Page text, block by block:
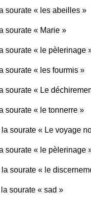
sourate « les abeilles »
sourate « Marie »
sourate « le pèlerinage
sourate « les fourmis »
sourate « Le
sourate « le tonnerre »
sourate « Le voyage
sourate « le pèlerinage
sourate « le
sourate « sad »